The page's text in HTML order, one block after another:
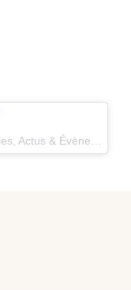
Une publication partagée par JDS | Sorties, Actus & Évènements à Mulhouse et en Alsace 📍 (@jds_actu)